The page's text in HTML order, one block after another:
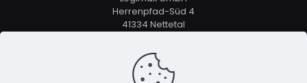
Herrenpfad-Süd 4
41334 Nettetal
+49 2161 5633 8801
vertrieb@logimax.de